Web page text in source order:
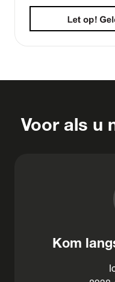
Voor als u
Kom